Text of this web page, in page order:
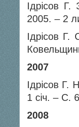
Ідрісов
2005. – 2
Ідрісов
2007
Ідрісов Г.
1 січ. – С.
2008